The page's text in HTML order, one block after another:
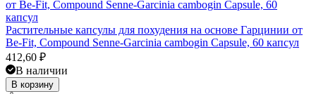
Растительные капсулы для похудения на основе Гарцинии от
Be-Fit, Compound Senne-Garcinia cambogin Capsule, 60 капсул
412,60 ₽
В наличии
В корзину